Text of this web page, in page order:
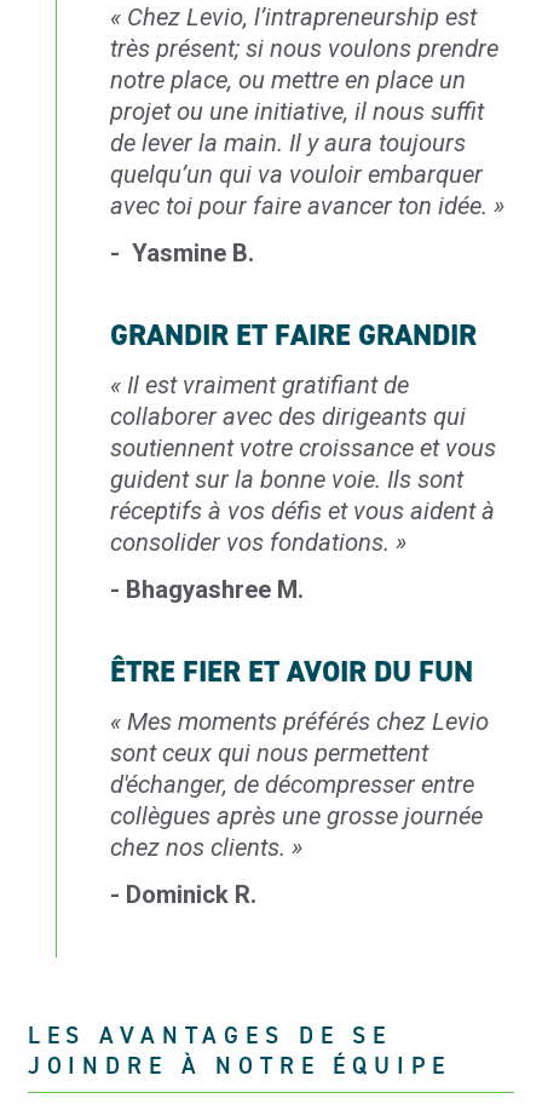
« Chez Levio, l’intrapreneurship est
très présent; si nous voulons prendre
notre place, ou mettre en place un
projet ou une initiative, il nous suffit
de lever la main. Il y aura toujours
quelqu’un qui va vouloir embarquer
avec toi pour faire avancer ton idée. »
- Yasmine B.
GRANDIR ET FAIRE GRANDIR
« Il est vraiment gratifiantde
collaborer avec des dirigeants qui
soutiennent votre croissance et vous
guident sur la bonne voie. Ils sont
réceptifs à vos défis et vous aident à
consolider vos fondations. »
- Bhagyashree M.
ÊTRE FIER ET AVOIR DU FUN
« Mes moments préférés chez Levio
sontceux qui nous permettent
d'échanger, de décompresser entre
collègues après une grosse journée
chez nos clients. »
- Dominick R.
LES AVANTAGES DE SE
JOINDRE À NOTRE ÉQUIPE